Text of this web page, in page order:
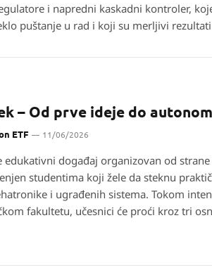
i napredni kaskadni kontroler,
puštanje u rad i koji su merljivi
– Od prve ideje do
ETF 11/06/2026
edukativni događaj organizovan od
studentima koji žele da steknu
i ugrađenih sistema. Tokom
fakultetu, učesnici će proći kroz tri